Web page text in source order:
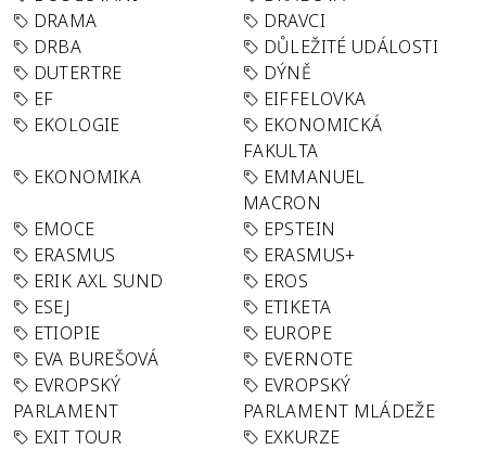
DRAMA
DRAVCI
DRBA
DŮLEŽITÉ UDÁLOSTI
DUTERTRE
DÝNĚ
EF
EIFFELOVKA
EKOLOGIE
EKONOMICKÁ
FAKULTA
EKONOMIKA
EMMANUEL
MACRON
EMOCE
EPSTEIN
ERASMUS
ERASMUS+
ERIK AXL SUND
EROS
ESEJ
ETIKETA
ETIOPIE
EUROPE
EVA BUREŠOVÁ
EVERNOTE
EVROPSKÝ
PARLAMENT
EVROPSKÝ
PARLAMENT MLÁDEŽE
EXIT TOUR
EXKURZE